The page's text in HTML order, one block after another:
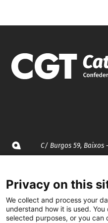
C/ Burgos 59, Baixos
935 120 481
Privacy on this
We collect and process your
understand how it is used.
selected purposes, or you can